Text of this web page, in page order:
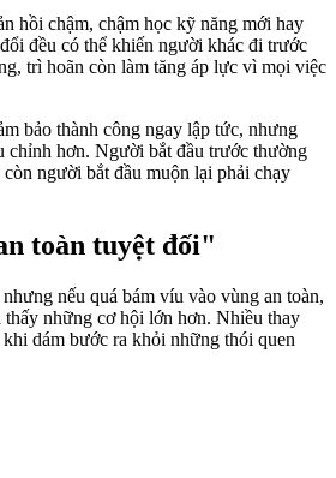
hồi chậm, chậm học kỹ năng mới hay
đều có thể khiến người khác đi trước
trì hoãn còn làm tăng áp lực vì mọi việc
bảo thành công ngay lập tức, nhưng
chỉnh hơn. Người bắt đầu trước thường
người bắt đầu muộn lại phải chạy
toàn tuyệt đối"
nếu quá bám víu vào vùng an toàn,
những cơ hội lớn hơn. Nhiều thay
dám bước ra khỏi những thói quen